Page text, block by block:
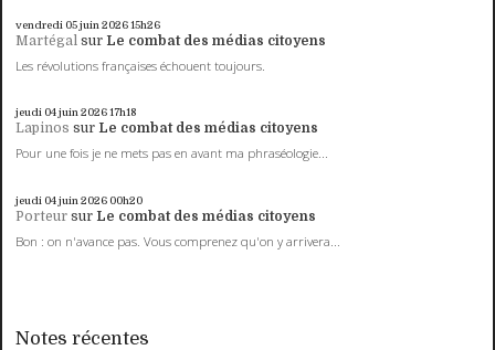
vendredi 05juin 202615h26
Martégal sur Le combat des médias citoyens
Les révolutions françaises échouent toujours.
jeudi 04juin 202617h18
Lapinos sur Le combat des médias citoyens
Pour une fois je ne mets pas en avant ma phraséologie...
jeudi 04juin 2026 00h20
Porteur sur Le combat des médias citoyens
Bon : on n'avance pas. Vous comprenez qu'on y arrivera...
Notes récentes